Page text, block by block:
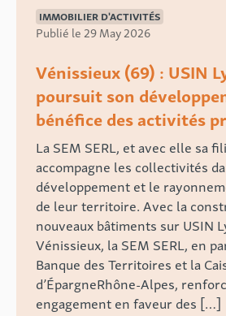
IMMOBILIER D'ACTIVITÉS
Publié le 29 May 2026
Vénissieux (69) : USIN
poursuit son
bénéfice des activités
La SEM SERL, et avec elle sa
accompagne les collectivités
développement et le
de leur territoire. Avec la
nouveaux bâtiments sur USIN
Vénissieux, la SEM SERL, en
Banque des Territoires et la
d’ÉpargneRhône-Alpes,
engagement en faveur des […]